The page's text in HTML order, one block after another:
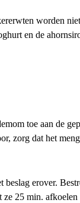
worden
en de
toe aan de
zorg dat het
erover.
25 min. afkoelen